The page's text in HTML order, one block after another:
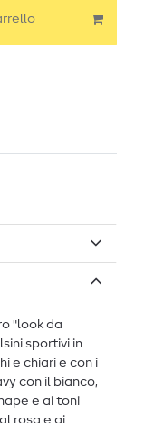
"look da
sportivi in
e chiari e con i
con il bianco,
e ai toni